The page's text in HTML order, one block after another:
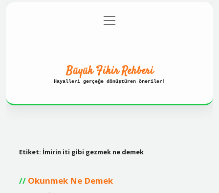
Gizlilik Politikası
menüyü
aç
Büyük Fikir Rehberi
Hayalleri gerçeğe dönüştüren öneriler!
Etiket: İmirin iti gibi gezmek ne demek
Okunmek Ne Demek